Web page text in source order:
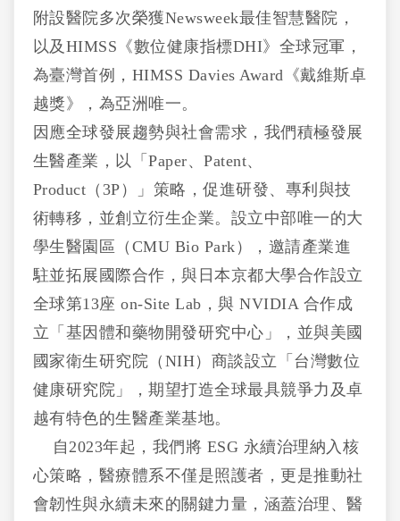
附設醫院多次榮獲Newsweek最佳智慧醫院，
以及HIMSS《數位健康指標DHI》全球冠軍，
為臺灣首例，HIMSS Davies Award《戴維斯卓
越獎》，為亞洲唯一。
因應全球發展趨勢與社會需求，我們積極發展
生醫產業，以「Paper、Patent、
Product（3P）」策略，促進研發、專利與技
術轉移，並創立衍生企業。設立中部唯一的大
學生醫園區（CMU Bio Park），邀請產業進
駐並拓展國際合作，與日本京都大學合作設立
全球第13座 on-Site Lab，與 NVIDIA 合作成
立「基因體和藥物開發研究中心」，並與美國
國家衛生研究院（NIH）商談設立「台灣數位
健康研究院」，期望打造全球最具競爭力及卓
越有特色的生醫產業基地。
自2023年起，我們將 ESG 永續治理納入核
心策略，醫療體系不僅是照護者，更是推動社
會韌性與永續未來的關鍵力量，涵蓋治理、醫